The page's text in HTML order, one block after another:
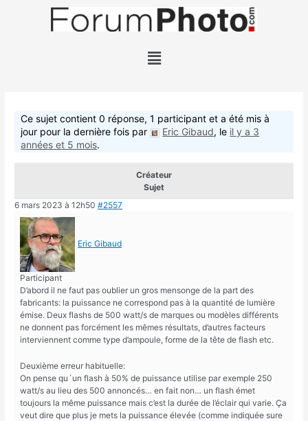
Ce sujet contient 0 réponse, 1 participant et a été mis à
jour pour la dernière fois par
Eric Gibaud, le il y a 3
années et 5 mois.
Créateur
Sujet
6 mars 2023 à 12h50 #2557
Eric Gibaud
Participant
D’abord il ne faut pas oublier un gros mensonge de la part des
fabricants: la puissance ne correspond pas à la quantité de lumière
émise. Deux flashs de 500 watt/s de marques ou modèles différents
ne donnent pas forcément les mêmes résultats, d’autres facteurs
interviennent comme type d’ampoule, forme de la tête de flash etc.
Deuxième erreur habituelle:
On pense qu´un flash à 50% de puissance utilise par exemple 250
watt/s au lieu des 500 annoncés… en fait non… un flash émet
toujours la même puissance mais c’est la durée de l’éclair qui varie. Ça
veut dire que plus je mets la puissance élevée (comme indiquée sure